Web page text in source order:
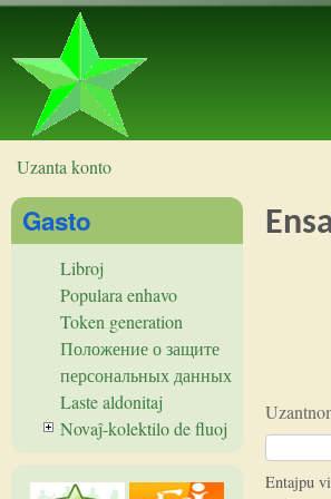
Vi estas ĉi tie
Uzanta konto
Entajpu
Gasto
Libroj
Populara enhavo
Token generation
Положение о защите
персональных данных
Laste aldonitaj
Novaĵ-kolektilo de fluoj